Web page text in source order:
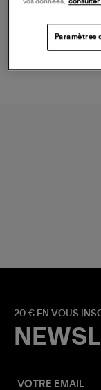
480,00 €
20 € EN VOUS
Paramètres